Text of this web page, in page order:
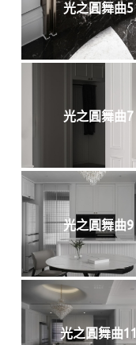
光之圓舞曲5
光之圓舞曲7
光之圓舞曲9
光之圓舞曲11